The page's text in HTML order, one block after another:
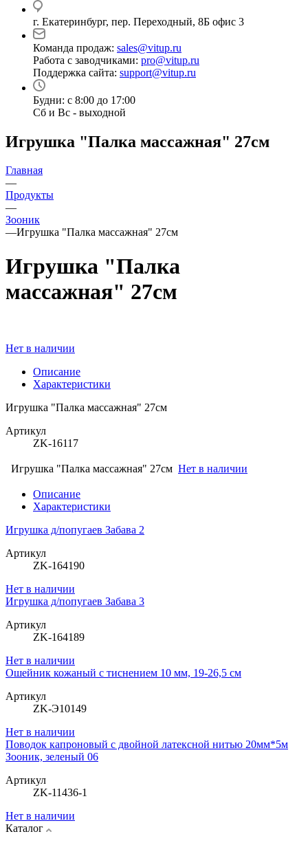
г. Екатеринбург, пер. Переходный, 8Б офис 3
Команда продаж: sales@vitup.ru
Работа с заводчиками: pro@vitup.ru
Поддержка сайта: support@vitup.ru
Будни: с 8:00 до 17:00
Сб и Вс - выходной
Игрушка "Палка массажная" 27см
Главная
—
Продукты
—
Зооник
—Игрушка "Палка массажная" 27см
Игрушка "Палка
массажная" 27см
Нет в наличии
Описание
Характеристики
Игрушка "Палка массажная" 27см
Артикул
ZK-16117
Игрушка "Палка массажная" 27см Нет в наличии
Описание
Характеристики
Игрушка д/попугаев Забава 2
Артикул
ZK-164190
Нет в наличии
Игрушка д/попугаев Забава 3
Артикул
ZK-164189
Нет в наличии
Ошейник кожаный с тиснением 10 мм, 19-26,5 см
Артикул
ZK-Э10149
Нет в наличии
Поводок капроновый с двойной латексной нитью 20мм*5м
Зооник, зеленый 06
Артикул
ZK-11436-1
Нет в наличии
Каталог